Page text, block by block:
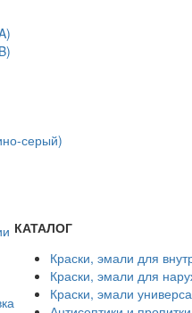
серый)
КАТАЛОГ
Краски, эмали для
Краски, эмали для
Краски, эмали